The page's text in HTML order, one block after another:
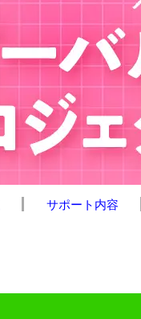
サポート内容